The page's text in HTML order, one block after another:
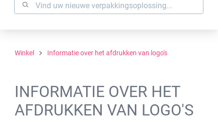
Winkel Informatie over het afdrukken van logo's
INFORMATIE OVER HET
AFDRUKKEN VAN LOGO'S